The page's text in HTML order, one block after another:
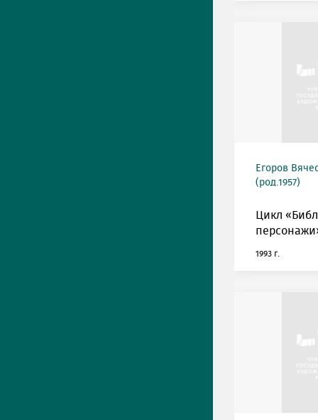
Егоров
(род.1957)
Цикл
1993 г.